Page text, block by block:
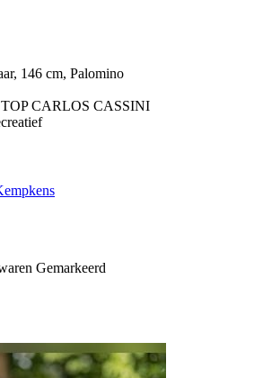
146 cm, Palomino
CARLOS CASSINI
Gemarkeerd